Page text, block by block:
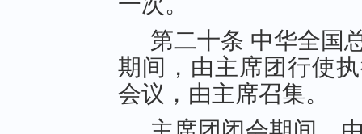
第二十条 中华全国
期间，由主席团行使
会议，由主席召集。